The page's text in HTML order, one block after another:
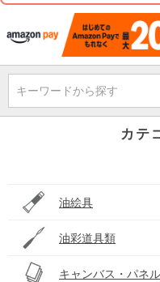
キーワードから探す
カテ
油絵具
油彩道具類
キャンバス・パネル